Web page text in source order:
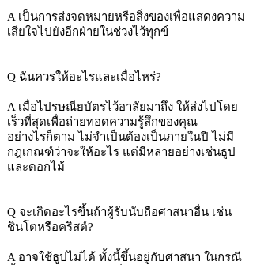
A เป็นการส่งจดหมายหรือสิ่งของเพื่อแสดงความ
เสียใจไปยังอีกฝ่ายในช่วงไว้ทุกข์
Q ฉันควรให้อะไรและเมื่อไหร่?
A เมื่อไปรษณียบัตรไว้อาลัยมาถึง ให้ส่งไปโดย
เร็วที่สุดเพื่อถ่ายทอดความรู้สึกของคุณ
อย่างไรก็ตาม ไม่จำเป็นต้องเป็นภายในปี ไม่มี
กฎเกณฑ์ว่าจะให้อะไร แต่มีหลายอย่างเช่นธูป
และดอกไม้
Q จะเกิดอะไรขึ้นถ้าผู้รับนับถือศาสนาอื่น เช่น
ชินโตหรือคริสต์?
A อาจใช้ธูปไม่ได้ ทั้งนี้ขึ้นอยู่กับศาสนา ในกรณี